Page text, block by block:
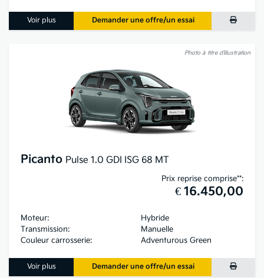
Voir plus Demander une offre/un essai
Photo à titre d’illustration
Picanto Pulse 1.0 GDI ISG 68 MT
Prix reprise comprise**:
€ 16.450,00
Moteur:
Hybride
Transmission:
Manuelle
Couleur carrosserie:
Adventurous Green
Voir plus Demander une offre/un essai